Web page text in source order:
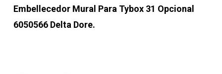
Embellecedor Mural Para Tybox 31 Opcional
6050566 Delta Dore.